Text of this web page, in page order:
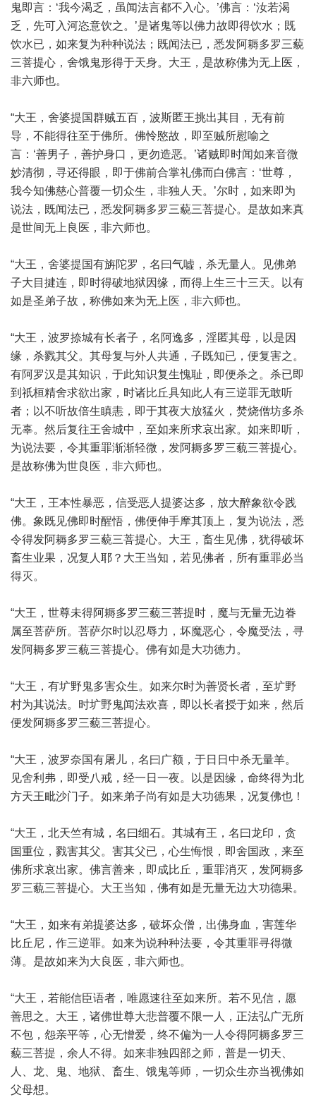
鬼即言：‘我今渴乏，虽闻法言都不入心。’佛言：‘汝若渴
乏，先可入河恣意饮之。’是诸鬼等以佛力故即得饮水；既
饮水已，如来复为种种说法；既闻法已，悉发阿耨多罗三藐
三菩提心，舍饿鬼形得于天身。大王，是故称佛为无上医，
非六师也。
“大王，舍婆提国群贼五百，波斯匿王挑出其目，无有前
导，不能得往至于佛所。佛怜愍故，即至贼所慰喻之
言：‘善男子，善护身口，更勿造恶。’诸贼即时闻如来音微
妙清彻，寻还得眼，即于佛前合掌礼佛而白佛言：‘世尊，
我今知佛慈心普覆一切众生，非独人天。’尔时，如来即为
说法，既闻法已，悉发阿耨多罗三藐三菩提心。是故如来真
是世间无上良医，非六师也。
“大王，舍婆提国有旃陀罗，名曰气嘘，杀无量人。见佛弟
子大目揵连，即时得破地狱因缘，而得上生三十三天。以有
如是圣弟子故，称佛如来为无上医，非六师也。
“大王，波罗捺城有长者子，名阿逸多，淫匿其母，以是因
缘，杀戮其父。其母复与外人共通，子既知已，便复害之。
有阿罗汉是其知识，于此知识复生愧耻，即便杀之。杀已即
到祇桓精舍求欲出家，时诸比丘具知此人有三逆罪无敢听
者；以不听故倍生瞋恚，即于其夜大放猛火，焚烧僧坊多杀
无辜。然后复往王舍城中，至如来所求哀出家。如来即听，
为说法要，令其重罪渐渐轻微，发阿耨多罗三藐三菩提心。
是故称佛为世良医，非六师也。
“大王，王本性暴恶，信受恶人提婆达多，放大醉象欲令践
佛。象既见佛即时醒悟，佛便伸手摩其顶上，复为说法，悉
令得发阿耨多罗三藐三菩提心。大王，畜生见佛，犹得破坏
畜生业果，况复人耶？大王当知，若见佛者，所有重罪必当
得灭。
“大王，世尊未得阿耨多罗三藐三菩提时，魔与无量无边眷
属至菩萨所。菩萨尔时以忍辱力，坏魔恶心，令魔受法，寻
发阿耨多罗三藐三菩提心。佛有如是大功德力。
“大王，有圹野鬼多害众生。如来尔时为善贤长者，至圹野
村为其说法。时圹野鬼闻法欢喜，即以长者授于如来，然后
便发阿耨多罗三藐三菩提心。
“大王，波罗奈国有屠儿，名曰广额，于日日中杀无量羊。
见舍利弗，即受八戒，经一日一夜。以是因缘，命终得为北
方天王毗沙门子。如来弟子尚有如是大功德果，况复佛也！
“大王，北天竺有城，名曰细石。其城有王，名曰龙印，贪
国重位，戮害其父。害其父已，心生悔恨，即舍国政，来至
佛所求哀出家。佛言善来，即成比丘，重罪消灭，发阿耨多
罗三藐三菩提心。大王当知，佛有如是无量无边大功德果。
“大王，如来有弟提婆达多，破坏众僧，出佛身血，害莲华
比丘尼，作三逆罪。如来为说种种法要，令其重罪寻得微
薄。是故如来为大良医，非六师也。
“大王，若能信臣语者，唯愿速往至如来所。若不见信，愿
善思之。大王，诸佛世尊大悲普覆不限一人，正法弘广无所
不包，怨亲平等，心无憎爱，终不偏为一人令得阿耨多罗三
藐三菩提，余人不得。如来非独四部之师，普是一切天、
人、龙、鬼、地狱、畜生、饿鬼等师，一切众生亦当视佛如
父母想。